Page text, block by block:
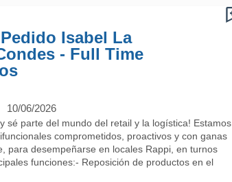
Isabel La
- Full Time
10/06/2026
sé parte del mundo del retail y la logística! Estamos
comprometidos, proactivos y con ganas
para desempeñarse en locales Rappi, en turnos
funciones:- Reposición de productos en el